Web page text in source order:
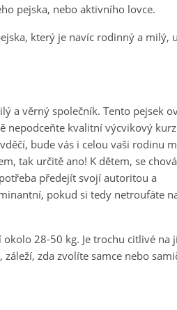
pejska, nebo aktivního lovce.
který je navíc rodinný a milý,
a věrný společník. Tento pejsek
nepodceňte kvalitní výcvikový
bude vás i celou vaši rodinu
tak určitě ano! K dětem, se
předejít svojí autoritou a
pokud si tedy netroufáte
28-50 kg. Je trochu citlivé na
zda zvolíte samce nebo